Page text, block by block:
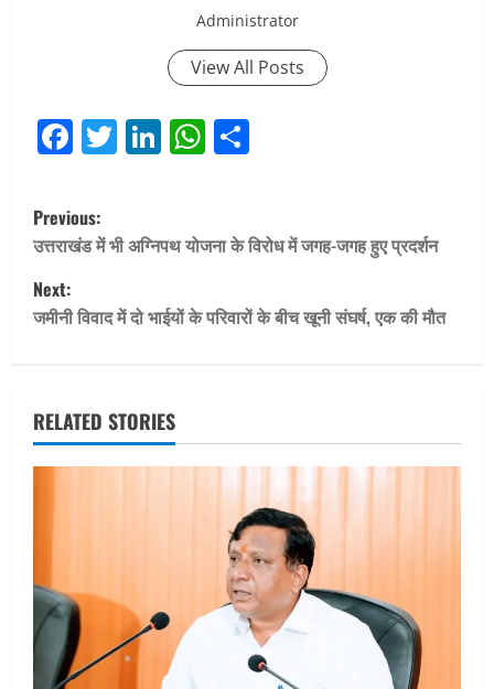
Administrator
View All Posts
Facebook
Twitter
LinkedIn
WhatsApp
P
o
s
a
g
a
Previous:
उत्तराखंड में भी अग्निपथ योजना के विरोध में जगह-जगह हुए प्रदर्शन
Next:
जमीनी विवाद में दो भाईयों के परिवारों के बीच खूनी संघर्ष, एक की मौत
RELATED STORIES